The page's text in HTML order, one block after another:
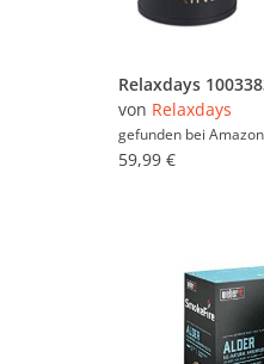
von Relaxdays
gefunden bei Amazon
59,99 €